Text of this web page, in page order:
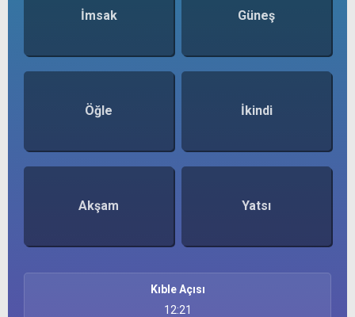
İmsak Güneş
Öğle İkindi
Akşam Yatsı
Kıble Açısı
12:21